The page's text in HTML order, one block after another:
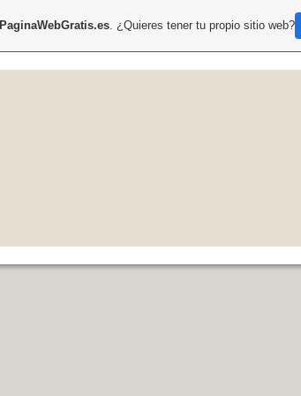
PaginaWebGratis.es. ¿Quieres tener tu propio sitio web?